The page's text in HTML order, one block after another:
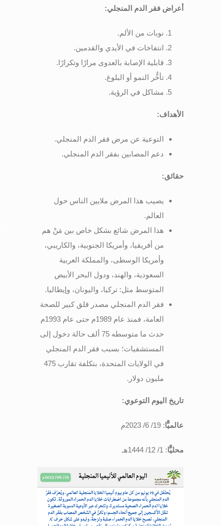
أعراض فقر الدم المنجلي:
نوبات من الألم.
انتفاخات في الأيدي والقدمين.
قابلية الإصابة بالعدوى مرارًا وتكرارًا.
تأخُّر النمو أو البلوغ.
مشاكل في الرؤية.
الأهداف:
التوعية عن مرض فقر الدم المنجلي.
دعم المصابين بفقر الدم المنجلي.
حقائق:
يصيب هذا المرض ملايين الناس حول
العالم.
هذا المرض شائع بشكل خاص بين مَنْ هم
من أفريقيا، وأمريكا الجنوبية، والكاريبي،
وأمريكا الوسطى، والمملكة العربية
السعودية، والهند، ودول البحر الأبيض
المتوسط مثل: تركيا، واليونان، وإيطاليا.
فقر الدم المنجلي مصدر قلق كبير للصحة
العامة، فمنذ عام 1989م حتى عام 1993م
حدث ما متوسطه 75 ألف حالة دخول إلى
المستشفيات؛ بسبب فقر الدم المنجلي
في الولايات المتحدة، بتكلفة تقارب 475
مليون دولار.
تاريخ اليوم التوعوي:
عالميًّا: 19/ 6/ 2023م
محليًّا: 1/ 12/ 1444هـ